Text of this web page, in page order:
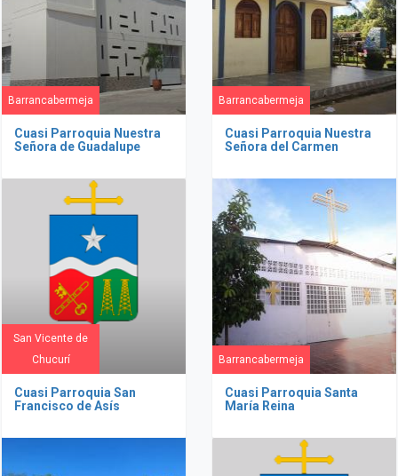
Barrancabermeja
Cuasi Parroquia Nuestra
Señora de Guadalupe
Barrancabermeja
Cuasi Parroquia Nuestra
Señora del Carmen
San Vicente de
Chucurí
Cuasi Parroquia San
Francisco de Asís
Barrancabermeja
Cuasi Parroquia Santa
María Reina